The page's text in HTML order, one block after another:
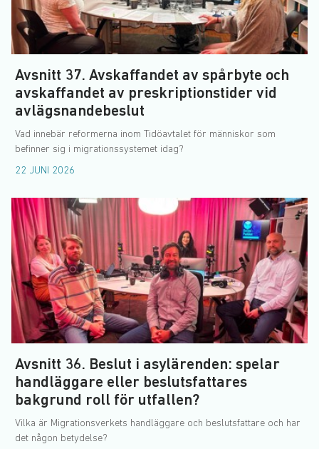
Avsnitt 37. Avskaffandet av spårbyte och
avskaffandet av preskriptionstider vid
avlägsnandebeslut
Vad innebär reformerna inom Tidöavtalet för människor som
befinner sig i migrationssystemet idag?
22 JUNI 2026
Avsnitt 36. Beslut i asylärenden: spelar
handläggare eller beslutsfattares
bakgrund roll för utfallen?
Vilka är Migrationsverkets handläggare och beslutsfattare och har
det någon betydelse?